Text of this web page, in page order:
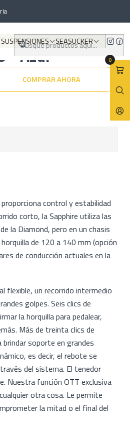
SUSPENSIONES SEASUCKER
0
- Azul
COMPRAR AHORA
control y estabilidad
corto, la Sapphire utiliza las
la Diamond, pero en un chasis
de 120 a 140 mm (opción
de conducción actuales en la
flexible, un recorrido intermedio
golpes. Seis clics de
la horquilla para pedalear,
Más de treinta clics de
soporte en grandes
es decir, el rebote se
del sistema. El tenedor
Nuestra función OTT exclusiva
otra cosa. Le permite
la mitad o el final del